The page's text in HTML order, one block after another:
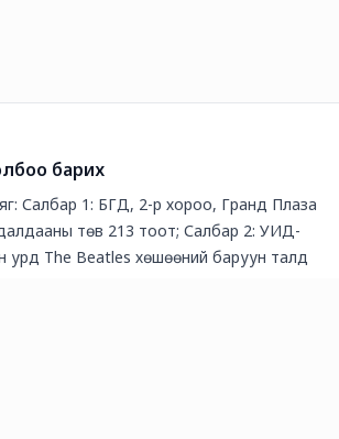
барих
Салбар 1: БГД, 2-р хороо, Гранд Плаза
төв 213 тоот; Салбар 2: УИД-
урд The Beatles хөшөөний баруун талд